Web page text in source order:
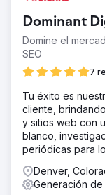
Dominant
Domine el
SEO
7
Tu éxito es
cliente,
y sitios web con
blanco,
periódicas para
Denver,
Generación